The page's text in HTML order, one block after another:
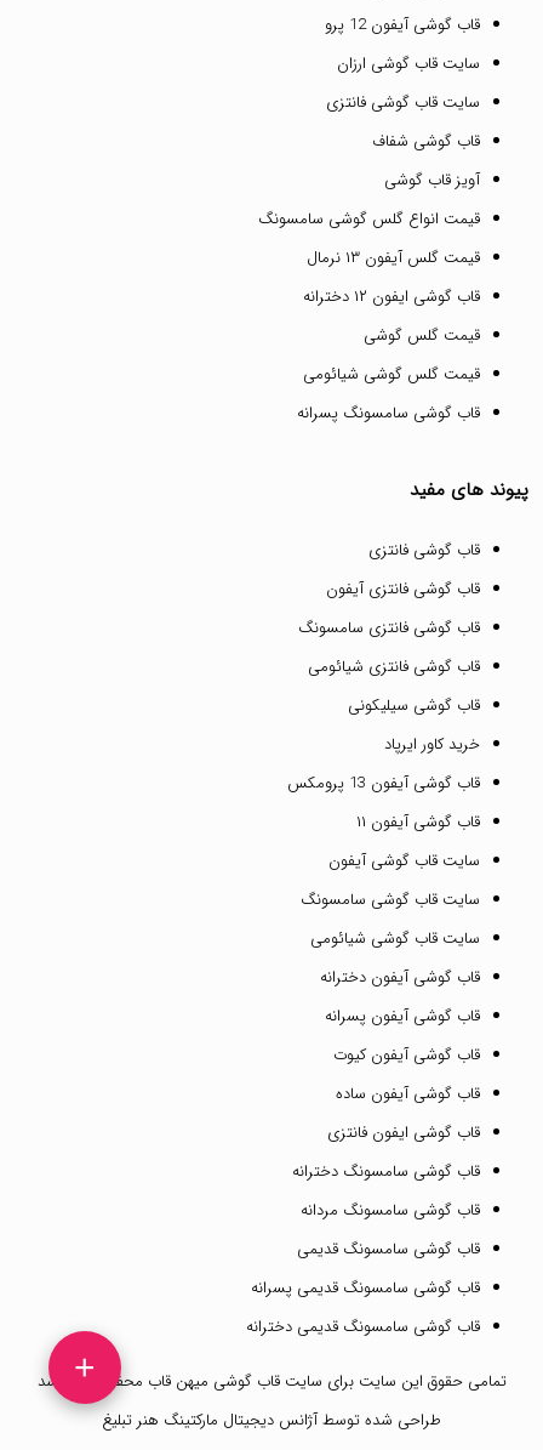
قاب گوشی آیفون 12 پرو
سایت قاب گوشی ارزان
سایت قاب گوشی فانتزی
قاب گوشی شفاف
آویز قاب گوشی
قیمت انواع گلس گوشی سامسونگ
قیمت گلس آیفون ۱۳ نرمال
قاب گوشی ایفون ۱۲ دخترانه
قیمت گلس گوشی
قیمت گلس گوشی شیائومی
قاب گوشی سامسونگ پسرانه
پیوند های مفید
قاب گوشی فانتزی
قاب گوشی فانتزی آیفون
قاب گوشی فانتزی سامسونگ
قاب گوشی فانتزی شیائومی
قاب گوشی سیلیکونی
خرید کاور ایرپاد
قاب گوشی آیفون 13 پرومکس
قاب گوشی آیفون ۱۱
سایت قاب گوشی آیفون
سایت قاب گوشی سامسونگ
سایت قاب گوشی شیائومی
قاب گوشی آیفون دخترانه
قاب گوشی آیفون پسرانه
قاب گوشی آیفون کیوت
قاب گوشی آیفون ساده
قاب گوشی ایفون فانتزی
قاب گوشی سامسونگ دخترانه
قاب گوشی سامسونگ مردانه
قاب گوشی سامسونگ قدیمی
قاب گوشی سامسونگ قدیمی پسرانه
قاب گوشی سامسونگ قدیمی دخترانه
تمامی حقوق این سایت برای سایت قاب گوشی میهن قاب محفوظ می باشد
طراحی شده توسطآژانس دیجیتال مارکتینگ هنر تبلیغ
+